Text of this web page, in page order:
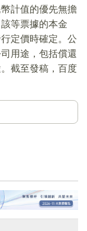
計值的優先無擔
等票據的本金
定價時確定。公
用途，包括償還
截至發稿，百度